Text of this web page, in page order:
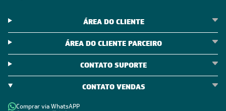
ÁREA DO CLIENTE
ÁREA DO CLIENTE PARCEIRO
CONTATO SUPORTE
CONTATO VENDAS
Comprar via WhatsAPP